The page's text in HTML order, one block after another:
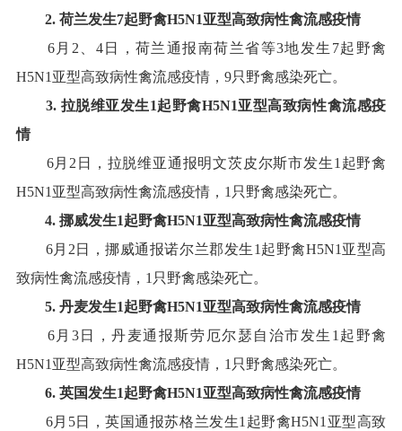
2. 荷兰发生7起野禽H5N1亚型高致病性禽流感疫情
6月 2 4日，荷兰通报南荷兰省等3地发生 7起野禽
H5N1 亚型高致病性禽流感疫情， 9只野禽感染死亡。
3. 拉脱维亚发生1起野禽H5N1亚型高致病性禽流感疫
情
6月 2 日，拉脱维亚通报明文茨皮尔斯市发生1 起野禽
H5N1 亚型高致病性禽流感疫情， 1 只野禽感染死亡。
4. 挪威发生1起野禽H5N1亚型高致病性禽流感疫情
6月 2 日，挪威通报诺尔兰郡发生1 起野禽H5N1 亚型高
致病性禽流感疫情， 1 只野禽感染死亡。
5. 丹麦发生1起野禽H5N1亚型高致病性禽流感疫情
6月 3日，丹麦通报斯劳厄尔瑟自治市发生 1 起野禽
H5N1 亚型高致病性禽流感疫情， 1 只野禽感染死亡。
6. 英国发生1起野禽H5N1亚型高致病性禽流感疫情
6月 5日，英国通报苏格兰发生1 起野禽H5N1 亚型高致